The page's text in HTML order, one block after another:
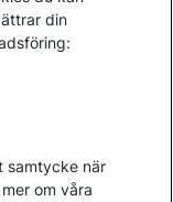
din
samtycke när
om våra